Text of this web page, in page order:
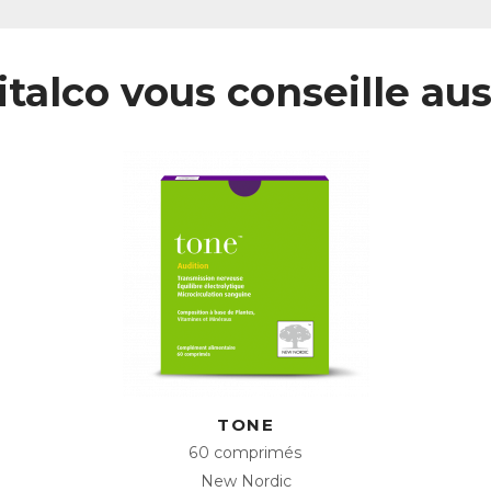
vous conseille
TONE
60 comprimés
New Nordic